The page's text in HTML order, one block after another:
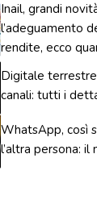
Inail, grandi
l’adeguamento
rendite, ecco
Digitale
canali: tutti i
WhatsApp, così
l’altra persona: